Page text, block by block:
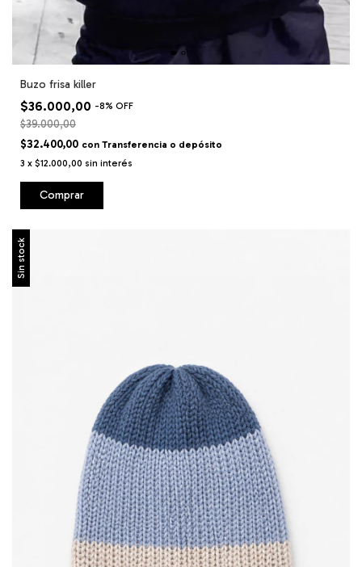
Buzo frisa killer
$36.000,00 -8% OFF
$39.000,00
$32.400,00 con Transferencia o depósito
3 x $12.000,00 sin interés
Comprar
Sin stock